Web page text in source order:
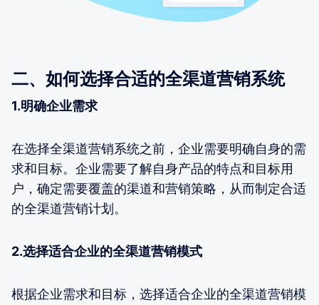
二、如何选择合适的全渠道营销系统
1.明确企业需求
在选择全渠道营销系统之前，企业需要明确自身的需
求和目标。企业需要了解自身产品的特点和目标用
户，确定需要覆盖的渠道和营销策略，从而制定合适
的全渠道营销计划。
2.选择适合企业的全渠道营销模式
根据企业需求和目标，选择适合企业的全渠道营销模